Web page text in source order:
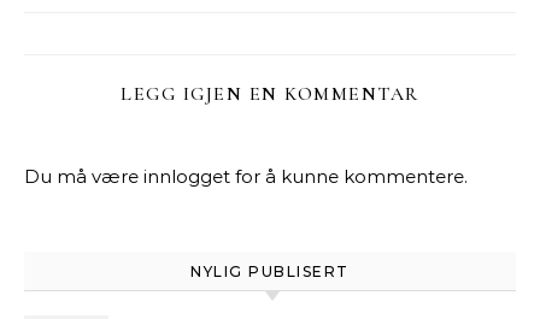
LEGG IGJEN EN KOMMENTAR
Du må være innlogget for å kunne kommentere.
NYLIG PUBLISERT